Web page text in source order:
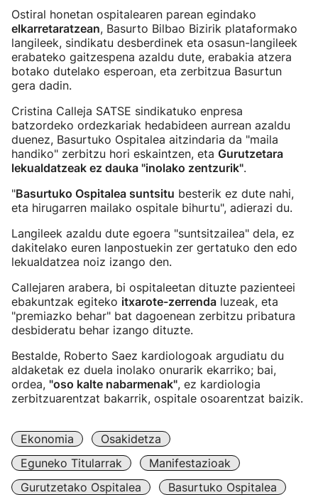
Ostiral honetan ospitalearen parean egindako
elkarretaratzean, Basurto Bilbao Bizirik plataformako
langileek, sindikatu desberdinek eta osasun-langileek
erabateko gaitzespena azaldu dute, erabakia atzera
botako dutelako esperoan, eta zerbitzua Basurtun
gera dadin.
Cristina Calleja SATSE sindikatuko enpresa
batzordeko ordezkariak hedabideen aurrean azaldu
duenez, Basurtuko Ospitalea aitzindaria da "maila
handiko" zerbitzu hori eskaintzen, eta Gurutzetara
lekualdatzeak ez dauka "inolako zentzurik".
"Basurtuko Ospitalea suntsitu besterik ez dute nahi,
eta hirugarren mailako ospitale bihurtu", adierazi du.
Langileek azaldu dute egoera "suntsitzailea" dela, ez
dakitelako euren lanpostuekin zer gertatuko den edo
lekualdatzea noiz izango den.
Callejaren arabera, bi ospitaleetan dituzte pazienteei
ebakuntzak egiteko itxarote-zerrenda luzeak, eta
"premiazko behar" bat dagoenean zerbitzu pribatura
desbideratu behar izango dituzte.
Bestalde, Roberto Saez kardiologoak argudiatu du
aldaketak ez duela inolako onurarik ekarriko; bai,
ordea, "oso kalte nabarmenak", ez kardiologia
zerbitzuarentzat bakarrik, ospitale osoarentzat baizik.
Ekonomia
Osakidetza
Eguneko Titularrak
Manifestazioak
Gurutzetako Ospitalea
Basurtuko Ospitalea